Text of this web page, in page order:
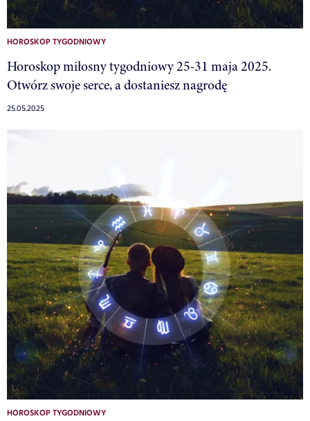
HOROSKOP TYGODNIOWY
Horoskop miłosny tygodniowy 25-31 maja 2025.
Otwórz swoje serce, a dostaniesz nagrodę
25.05.2025
HOROSKOP TYGODNIOWY